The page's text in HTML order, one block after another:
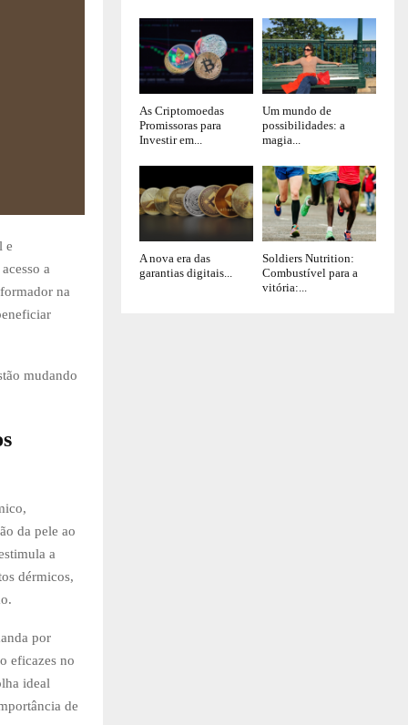
e
a
na
mudando
da pele ao
a
dérmicos,
por
eficazes no
ideal
de
As Criptomoedas
Promissoras para
Investir em...
Um mundo de
possibilidades: a
magia...
A nova era das
garantias digitais...
Soldiers Nutrition:
Combustível para a
vitória:...